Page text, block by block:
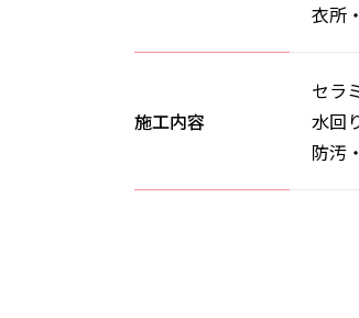
衣所
施工内容
セラ
水回
防汚